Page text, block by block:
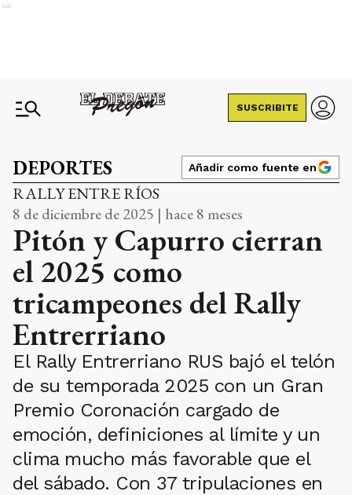
Ads
SUSCRIBITE
DEPORTES Añadir como fuente en
RALLY ENTRE RÍOS
8 de diciembre de 2025 | hace 8 meses
Pitón y Capurro cierran
el 2025 como
tricampeones del Rally
Entrerriano
El Rally Entrerriano RUS bajó el telón
de su temporada 2025 con un Gran
Premio Coronación cargado de
emoción, definiciones al límite y un
clima mucho más favorable que el
del sábado. Con 37 tripulaciones en